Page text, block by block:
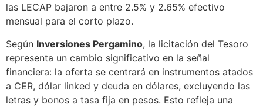
las LECAP bajaron a entre 2.5% y 2.65% efectivo
mensual para el corto plazo.
Según Inversiones Pergamino, la licitación del Tesoro
representa un cambio significativo en la señal
financiera: la oferta se centrará en instrumentos atados
a CER, dólar linked y deuda en dólares, excluyendo las
letras y bonos a tasa fija en pesos. Esto refleja una